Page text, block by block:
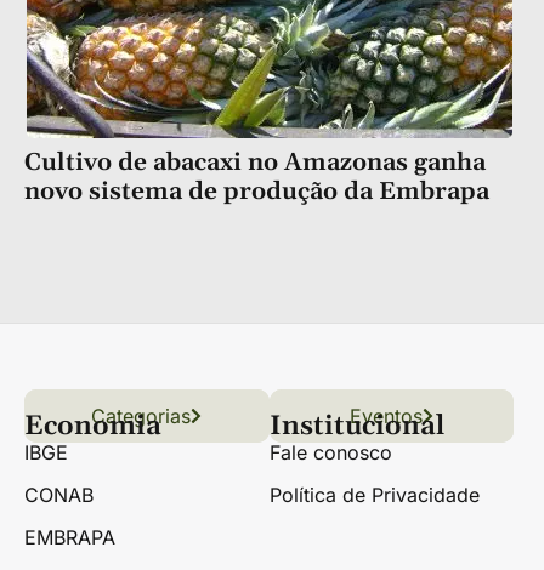
Cultivo de abacaxi no Amazonas ganha
novo sistema de produção da Embrapa
Links úteis
Conteúdo Grãos
Florestas Hortifrúti
Categorias Eventos
Economia
IBGE
CONAB
EMBRAPA
Institucional
Fale conosco
Política de Privacidade